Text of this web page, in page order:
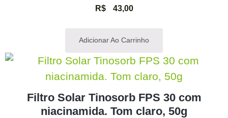
R$43,00
Adicionar Ao Carrinho
Filtro Solar Tinosorb FPS 30 com
niacinamida. Tom claro, 50g